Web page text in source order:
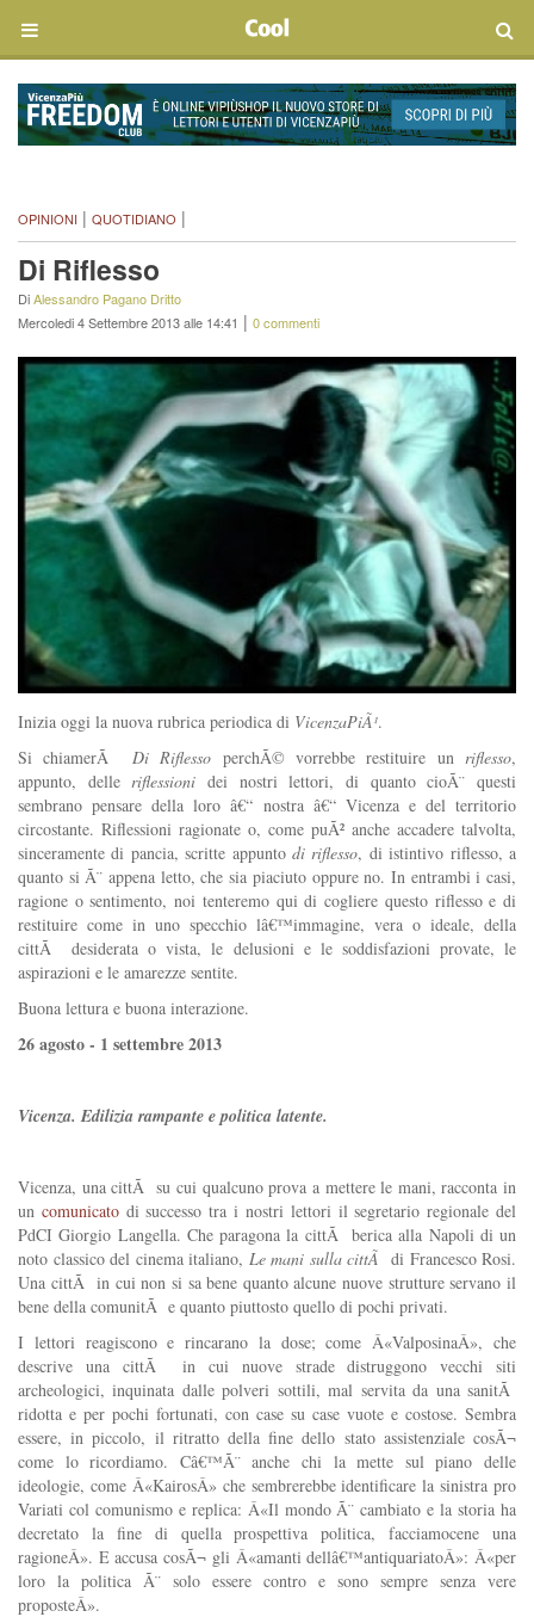
OPINIONI | QUOTIDIANO |
Di Riflesso
DiAlessandro Pagano Dritto
Mercoledi 4 Settembre 2013 alle 14:41 | 0 commenti
Inizia oggi la nuova rubrica periodica di VicenzaPiÃ¹.
Si chiamerÃ Di Riflesso perchÃ© vorrebbe restituire un riflesso,
appunto, delle riflessioni dei nostri lettori,
di quanto cioÃ¨ questi
sembrano pensare della loro â€“ nostra â€“ Vicenza e del territorio
circostante. Riflessioni ragionate o, come puÃ² anche accadere talvolta,
sinceramente di pancia, scritte appunto di riflesso, di istintivo riflesso, a
quanto si Ã¨ appena letto, che sia piaciuto oppure no. In entrambi i casi,
ragione o sentimento, noi tenteremo qui di cogliere questo riflesso e di
restituire come in uno specchio lâ€™immagine, vera o ideale, della
cittÃ desiderata o vista, le delusioni e le soddisfazioni provate, le
aspirazioni e le amarezze sentite.
Buona lettura e buona interazione.
26 agosto - 1 settembre 2013
Vicenza. Edilizia rampante e politica latente.
Vicenza, una cittÃ su cui qualcuno prova a mettere le mani, racconta in
un comunicatodi successo tra i nostri lettori il segretario regionale del
PdCI Giorgio Langella. Che paragona la cittÃ berica alla Napoli di un
noto classico del cinema italiano, Le mani sulla cittÃ di Francesco Rosi.
Una cittÃ in cui non si sa bene quanto alcune nuove strutture servano il
bene della comunitÃ e quanto piuttosto quello di pochi privati.
I lettori reagiscono e rincarano la dose; come Â«ValposinaÂ», che
descrive una cittÃ in cui nuove strade distruggono vecchi siti
archeologici, inquinata dalle polveri sottili, mal servita da una sanitÃ
ridotta e per pochi fortunati, con case su case vuote e costose. Sembra
essere, in piccolo, il ritratto della fine dello stato assistenziale cosÃ¬
come lo ricordiamo. Câ€™Ã¨ anche chi la mette sul piano delle
ideologie, come Â«KairosÂ» che sembrerebbe identificare la sinistra pro
Variati col comunismo e replica: Â«Il mondo Ã¨ cambiato e la storia ha
decretato la fine di quella prospettiva politica, facciamocene una
ragioneÂ». E accusa cosÃ¬ gli Â«amanti dellâ€™antiquariatoÂ»: Â«per
loro la politica Ã¨ solo essere contro e sono sempre senza vere
proposteÂ».